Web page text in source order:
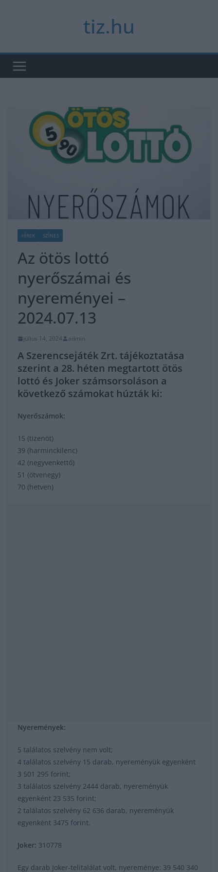
tiz.hu
HÍREK SZÍNES
Az ötös lottó
nyerőszámai és
nyereményei –
2024.07.13
július 14, 2024 admin
A Szerencsejáték Zrt. tájékoztatása
szerint a 28. héten megtartott ötös
lottó és Joker számsorsoláson a
következő számokat húzták ki:
Nyerőszámok:
15 (tizenöt)
39 (harminckilenc)
42 (negyvenkettő)
51 (ötvenegy)
70 (hetven)
Nyeremények:
5 találatos szelvény nem volt;
4 találatos szelvény 15 darab, nyereményük egyenként
3 501 295 forint;
3 találatos szelvény 2444 darab, nyereményük
egyenként 23 535 forint;
2 találatos szelvény 62 636 darab, nyereményük
egyenként 3475 forint.
Joker: 310778
Egy darab Joker-telitalálat volt, nyereménye: 39 540 340